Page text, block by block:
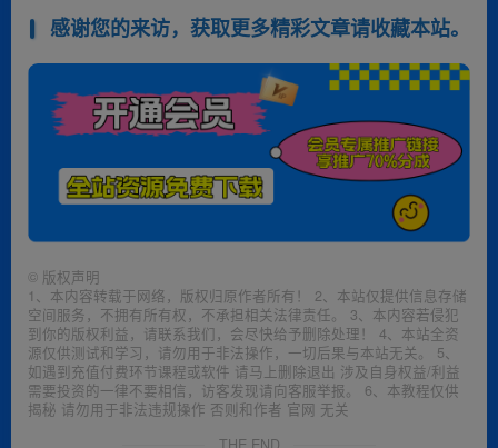
感谢您的来访，获取更多精彩文章请收藏本站。
© 版权声明
1、本内容转载于网络，版权归原作者所有！ 2、本站仅提供信息存储
空间服务，不拥有所有权，不承担相关法律责任。 3、本内容若侵犯
到你的版权利益，请联系我们，会尽快给予删除处理！ 4、本站全资
源仅供测试和学习，请勿用于非法操作，一切后果与本站无关。 5、
如遇到充值付费环节课程或软件 请马上删除退出 涉及自身权益/利益
需要投资的一律不要相信，访客发现请向客服举报。 6、本教程仅供
揭秘 请勿用于非法违规操作 否则和作者 官网 无关